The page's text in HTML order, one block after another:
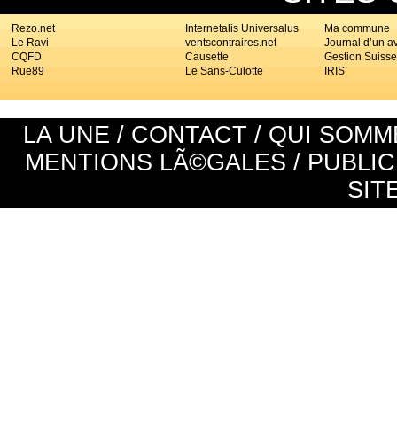
Rezo.net
Le Ravi
CQFD
Rue89
Ma commune
Journal d’un
Gestion Suisse
IRIS
Internetalis Universalus
ventscontraires.net
Causette
Le Sans-Culotte
LA UNE / CONTACT / QUI
MENTIONS LÃ©GALES /